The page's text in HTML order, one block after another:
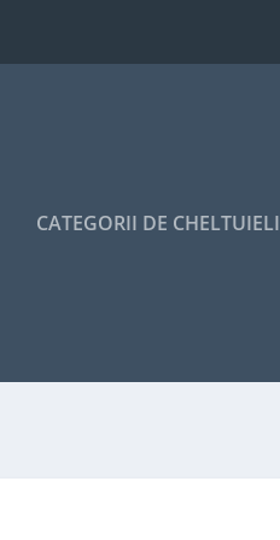
CATEGORII DE CHELTUIELI